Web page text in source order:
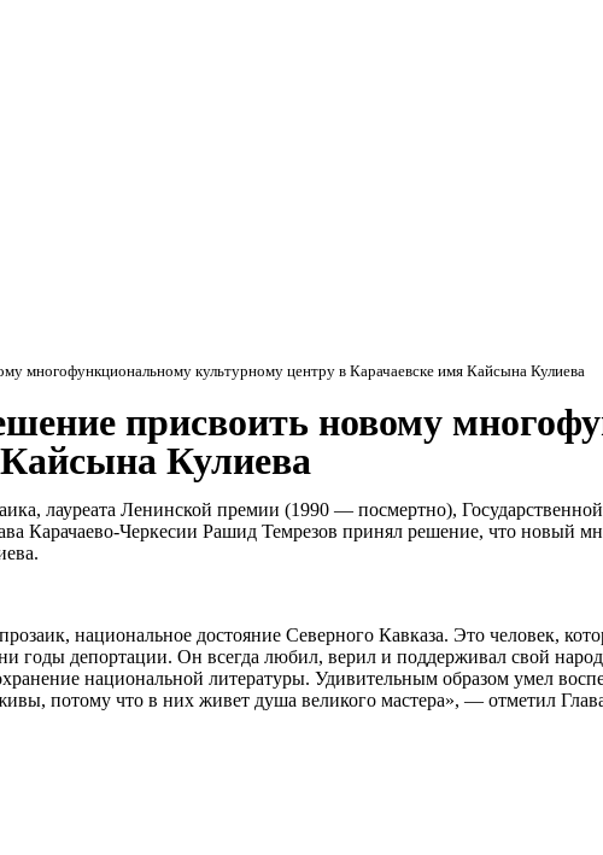
многофункциональному культурному центру в Карачаевске имя Кайсына Кулиева
присвоить новому
Кулиева
лауреата Ленинской премии (1990 — посмертно),
Карачаево-Черкесии Рашид Темрезов принял решение, что новый
национальное достояние Северного Кавказа. Это человек,
годы депортации. Он всегда любил, верил и поддерживал свой
национальной литературы. Удивительным образом умел
потому что в них живет душа великого мастера», — отметил